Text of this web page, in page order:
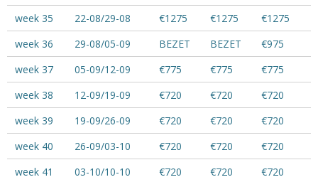
week 35
22-08/29-08 €1275 €1275
€1275
week 36
29-08/05-09 BEZET BEZET
€975
week 37
05-09/12-09 €775 €775
€775
week 38
12-09/19-09 €720 €720
€720
week 39
19-09/26-09 €720 €720
€720
week 40
26-09/03-10 €720 €720
€720
week 41
03-10/10-10 €720 €720
€720